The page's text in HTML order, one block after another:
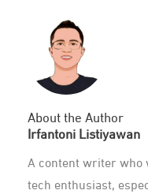
About the Author
Irfantoni Listiyawan
A content writer who
tech enthusiast,